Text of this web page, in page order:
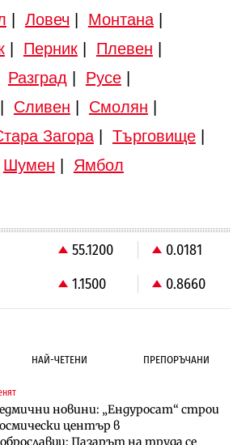
Ловеч Монтана|
| Перник| Плевен
Разград Русе|
Сливен Смолян
Загора| Търговище|
Шумен Ямбол
55.1200
0.0181
1.1500 0.8660
НАЙ-ЧЕТЕНИ ПРЕПОРЪЧАНИ
новини: „Ендуросат“ строи
център в
Пазарът на труда се
община избра изпълнител за
на трамвайното
по бул. „Скобелев“
предлага над 150 устройства с
отстъпка през август